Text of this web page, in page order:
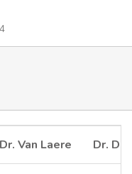
Dr. Van Laere Dr. De